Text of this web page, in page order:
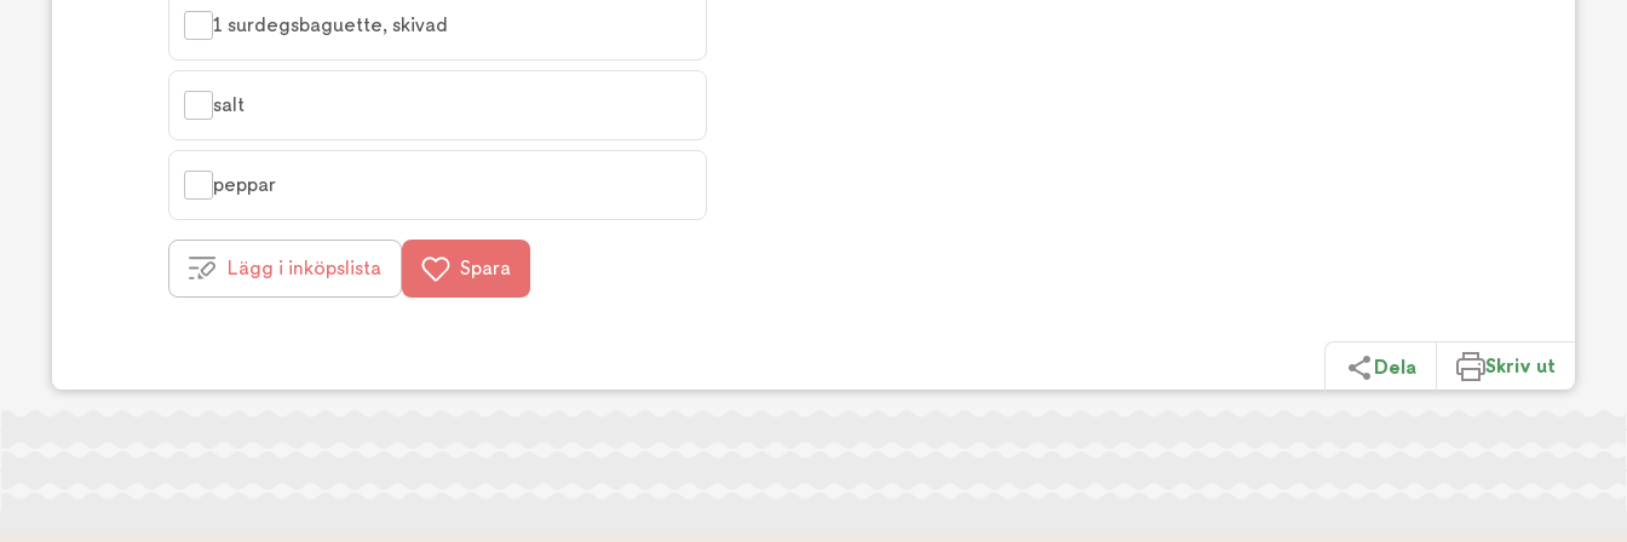
1 surdegsbaguette, skivad
salt
peppar
Lägg i inköpslista Spara
Dela Skriv ut